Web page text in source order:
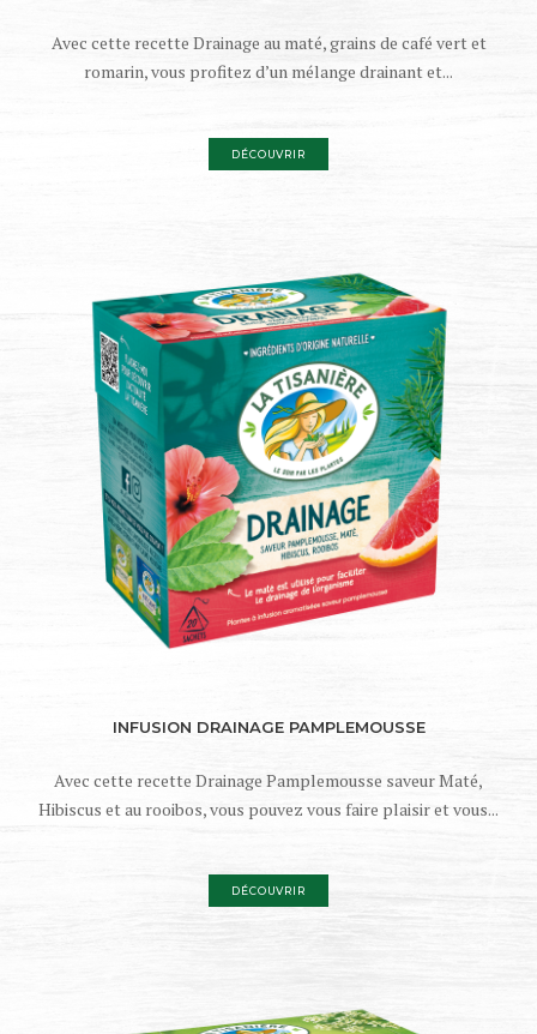
Avec cette recette Drainage au maté, grains de café vert et
romarin, vous profitez d’un mélange drainant et...
DÉCOUVRIR
INFUSION DRAINAGE PAMPLEMOUSSE
Avec cette recette Drainage Pamplemousse saveur Maté,
Hibiscus et au rooibos, vous pouvez vous faire plaisir et vous...
DÉCOUVRIR